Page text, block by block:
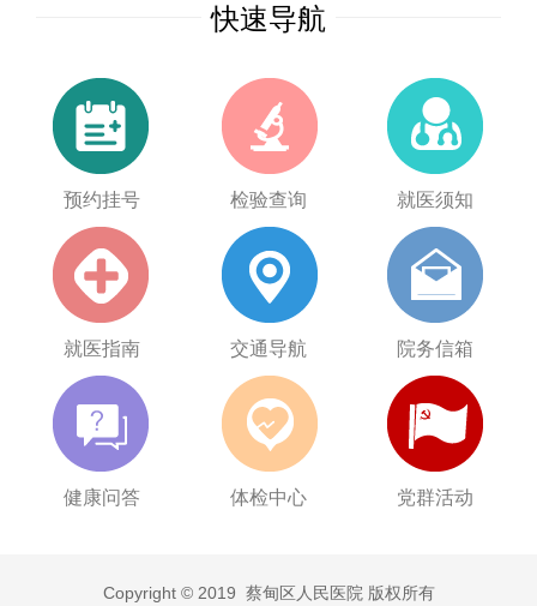
快速导航
预约挂号 检验查询 就医须知
就医指南 交通导航 院务信箱
健康问答 体检中心 党群活动
Copyright © 2019 蔡甸区人民医院 版权所有